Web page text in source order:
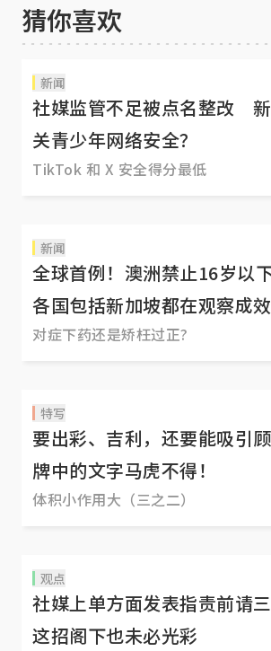
猜你喜欢
新闻
社媒监管不足被点名整改
关青少年网络安全？
TikTok 和 X 安全得分最低
新闻
全球首例！澳洲禁止16岁以
各国包括新加坡都在观察成效
对症下药还是矫枉过正?
特写
要出彩、吉利，还要能吸引
牌中的文字马虎不得！
体积小作用大（三之二）
观点
社媒上单方面发表指责前请
这招阁下也未必光彩